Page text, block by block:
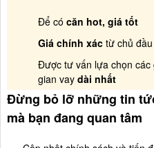
Để có căn hot, giá tốt
Giá chính xáctừ chủ
Được tư vấn lựa chọn các
gian vay dài nhất
Đừng bỏ lỡ những tin
mà bạn đang quan tâm